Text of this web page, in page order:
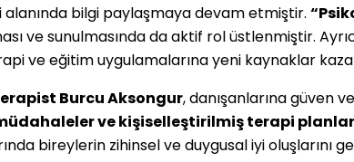
bilgi paylaşmaya devam etmiştir.
ve sunulmasında da aktif rol üstlenmiştir.
ve eğitim uygulamalarına yeni kaynaklar
Burcu Aksongur, danışanlarına güven
ve kişiselleştirilmiş terapi
bireylerin zihinsel ve duygusal iyi oluşlarını